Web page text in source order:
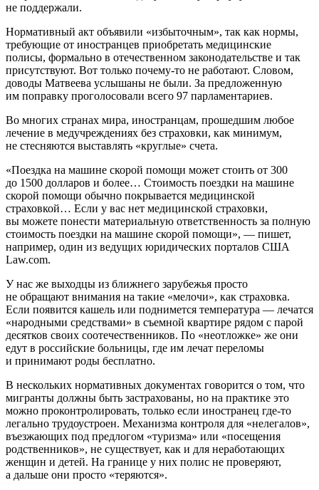
не поддержали.
Нормативный акт объявили «избыточным», так как нормы,
требующие от иностранцев приобретать медицинские
полисы, формально в отечественном законодательстве и так
присутствуют. Вот только почему-то не работают. Словом,
доводы Матвеева услышаны не были. За предложенную
им поправку проголосовали всего 97 парламентариев.
Во многих странах мира, иностранцам, прошедшим любое
лечение в медучреждениях без страховки, как минимум,
не стесняются выставлять «круглые» счета.
«Поездка на машине скорой помощи может стоить от 300
до 1500 долларов и более… Стоимость поездки на машине
скорой помощи обычно покрывается медицинской
страховкой… Если у вас нет медицинской страховки,
вы можете понести материальную ответственность за полную
стоимость поездки на машине скорой помощи», — пишет,
например, один из ведущих юридических порталов США
Law.com.
У нас же выходцы из ближнего зарубежья просто
не обращают внимания на такие «мелочи», как страховка.
Если появится кашель или поднимется температура — лечатся
«народными средствами» в съемной квартире рядом с парой
десятков своих соотечественников. По «неотложке» же они
едут в российские больницы, где им лечат переломы
и принимают роды бесплатно.
В нескольких нормативных документах говорится о том, что
мигранты должны быть застрахованы, но на практике это
можно проконтролировать, только если иностранец где-то
легально трудоустроен. Механизма контроля для «нелегалов»,
въезжающих под предлогом «туризма» или «посещения
родственников», не существует, как и для неработающих
женщин и детей. На границе у них полис не проверяют,
а дальше они просто «теряются».